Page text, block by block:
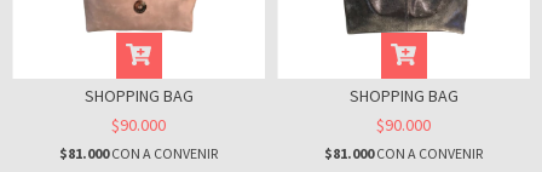
SHOPPING BAG
$90.000
$81.000CON A CONVENIR
SHOPPING BAG
$90.000
$81.000CON A CONVENIR